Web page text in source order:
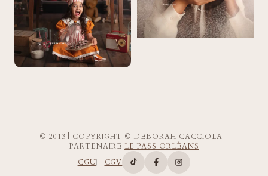
© 2013 | COPYRIGHT © DEBORAH CACCIOLA -
PARTENAIRE LE PASS ORLÉANS
CGU
CGV Compte TikTok de Deborah
Page Facebook de
Compte Instagram